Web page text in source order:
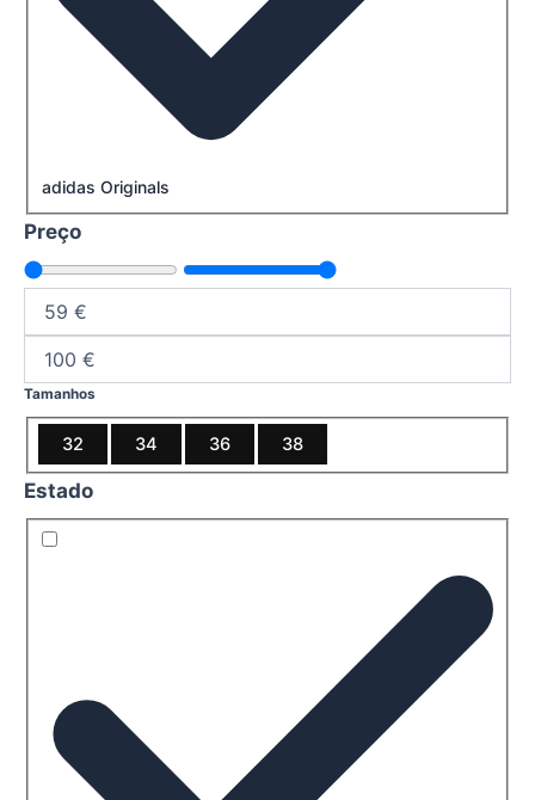
adidas Originals
Preço
Tamanhos
32 34 36 38
Estado